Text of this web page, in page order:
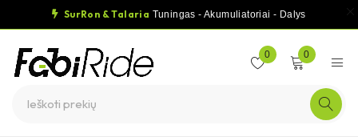
SurRon & Talaria Tuningas - Akumuliatoriai - Dalys
0 0